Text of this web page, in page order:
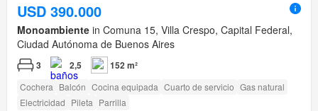
USD 390.000
Monoambiente in Comuna 15, Villa Crespo, Capital Federal,
Ciudad Autónoma de Buenos Aires
3 2,5 152 m²
Cochera Balcón Cocina equipada Cuarto de servicio Gas natural
Electricidad Pileta Parrilla